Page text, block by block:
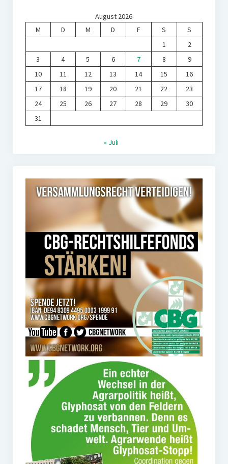
August 2026
M
D M D F S
S
1
2
3
4 5 6 7 8
9
10
11 12 13 14 15
16
17
18 19 20 21 22
23
24
25 26 27 28 29
30
31
« Juli